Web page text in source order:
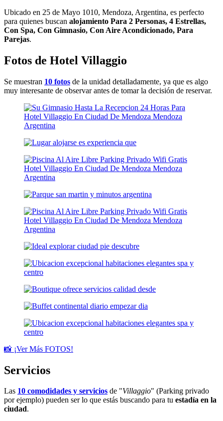
Ubicado en 25 de Mayo 1010, Mendoza, Argentina, es perfecto
para quienes buscan alojamiento Para 2 Personas, 4 Estrellas,
Con Spa, Con Gimnasio, Con Aire Acondicionado, Para
Parejas.
Fotos de Hotel Villaggio
Se muestran 10 fotos de la unidad detalladamente, ya que es algo
muy interesante de observar antes de tomar la decisión de reservar.
📸 ¡Ver Más FOTOS!
Servicios
Las 10 comodidades y servicios de "Villaggio" (Parking privado
por ejemplo) pueden ser lo que estás buscando para tu estadía en la
ciudad.